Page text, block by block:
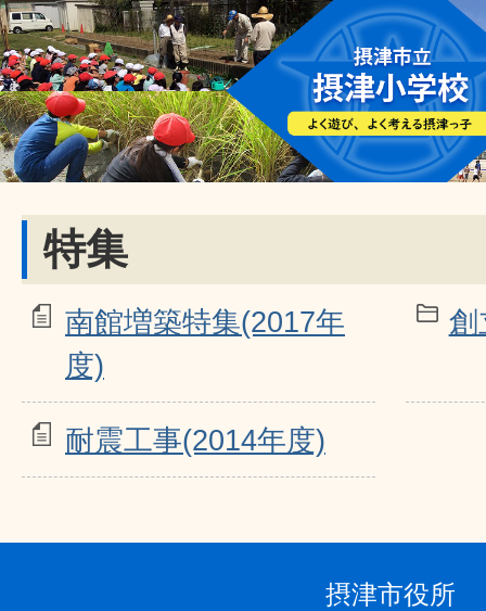
特集
南館増築特集(2017年
度)
創
耐震工事(2014年度)
摂津市役所